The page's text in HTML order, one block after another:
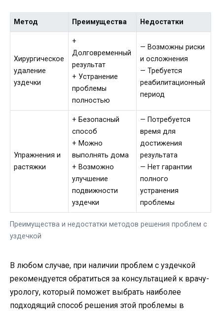
Преимущества и недостатки методов решения проблем с
уздечкой
Метод Преимущества Недостатки
Хирургическое
удаление
уздечки
+
Долговременный
результат
+ Устранение
проблемы
полностью
— Возможны риски
и осложнения
— Требуется
реабилитационный
период
Упражнения и
растяжки
+ Безопасный
способ
+ Можно
выполнять дома
+ Возможно
улучшение
подвижности
уздечки
— Потребуется
время для
достижения
результата
— Нет гарантии
полного
устранения
проблемы
В любом случае, при наличии проблем с уздечкой
рекомендуется обратиться за консультацией к врачу-
урологу, который поможет выбрать наиболее
подходящий способ решения этой проблемы в